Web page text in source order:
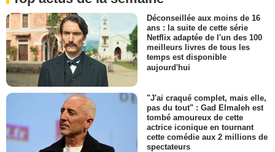
Déconseillée aux moins de 16
ans : la suite de cette série
Netflix adaptée de l'un des 100
meilleurs livres de tous les
temps est disponible
aujourd'hui
"J'ai craqué complet, mais elle,
pas du tout" : Gad Elmaleh est
tombé amoureux de cette
actrice iconique en tournant
cette comédie aux 2 millions de
spectateurs